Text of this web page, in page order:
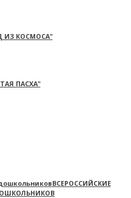
ИЗ КОСМОСА"
ПАСХА"
ВСЕРОССИЙСКИЕ